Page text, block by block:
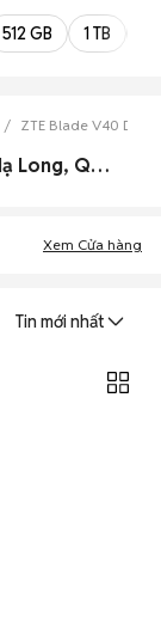
512 GB 1 TB
ZTE Blade V40
0 Zte Blade V40 Design cũ Thành phố Hạ Long, Quảng Ninh đẹp
Xem Cửa hàng
Tin mới nhất